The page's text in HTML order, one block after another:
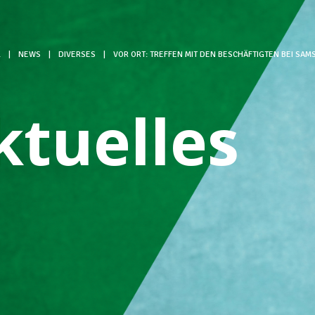
NEWS DIVERSES VOR ORT: TREFFEN MIT DEN BESCHÄFTIGTEN BEI